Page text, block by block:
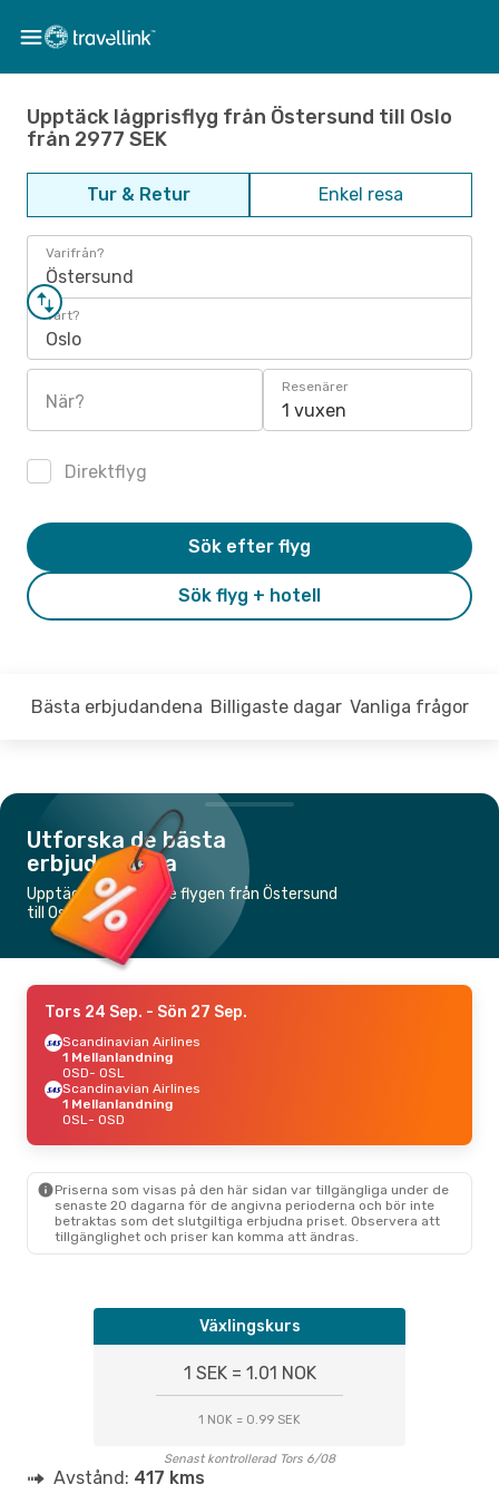
Upptäck lågprisflyg från Östersund till Oslo
från 2977 SEK
Tur & Retur Enkel resa
Varifrån?
Östersund
Vart?
Oslo
När?
Resenärer
1 vuxen
Direktflyg
Sök flyg + hotell
Sök efter flyg
Bästa erbjudandena Billigaste dagar Vanliga frågor
Utforska de bästa
erbjudandena
Upptäck de billigaste flygen från Östersund
till Oslo
Tors 24 Sep. - Sön 27 Sep.
Scandinavian Airlines
1 Mellanlandning
OSD- OSL
Scandinavian Airlines
1 Mellanlandning
OSL- OSD
Priserna som visas på den här sidan var tillgängliga under de
senaste 20 dagarna för de angivna perioderna och bör inte
betraktas som det slutgiltiga erbjudna priset. Observera att
tillgänglighet och priser kan komma att ändras.
Växlingskurs
1 SEK = 1.01 NOK
1 NOK = 0.99 SEK
Senast kontrollerad Tors 6/08
Avstånd: 417 kms